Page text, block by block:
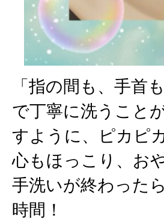
「指の間も、手首
で丁寧に洗うこと
すように、ピカピ
心もほっこり、お
手洗いが終わった
時間！